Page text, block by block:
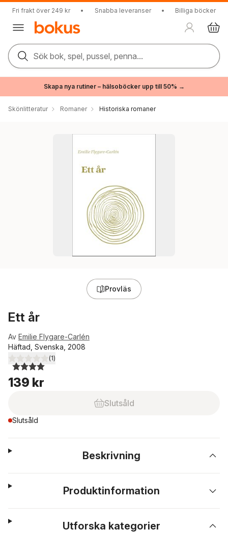
Fri frakt över 249 kr • Snabba leveranser • Billiga böcker
Sök bok, spel, pussel, penna...
Skapa nya rutiner – hälsoböcker upp till 50% →
Skönlitteratur Romaner Historiska romaner
Provläs
Ett år
Av Emilie Flygare-Carlén
Häftad, Svenska, 2008
4,0utav 5 stjärnor. Totalt antal röster:
(1)
139 kr
Slutsåld
Slutsåld
Beskrivning
Produktinformation
Utforska kategorier